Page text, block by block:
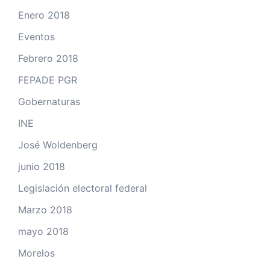
Enero 2018
Eventos
Febrero 2018
FEPADE PGR
Gobernaturas
INE
José Woldenberg
junio 2018
Legislación electoral federal
Marzo 2018
mayo 2018
Morelos